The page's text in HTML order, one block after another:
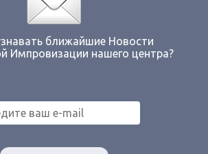
ближайшие Новости
Импровизации нашего центра?